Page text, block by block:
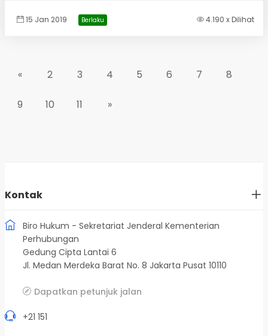
15 Jan 2019 Berlaku 4.190 x Dilihat
« 2 3 4 5 6 7 8
9 10 11 »
Kontak
Biro Hukum - Sekretariat Jenderal Kementerian
Perhubungan
Gedung Cipta Lantai 6
Jl. Medan Merdeka Barat No. 8 Jakarta Pusat 10110
Dapatkan petunjuk jalan
+21 151